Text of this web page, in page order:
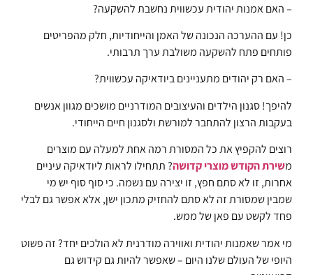
– האם אמנות יהודית עכשווית נחשבת להשקעה?
כן! עם ההערכה הנכונה של האמן והייחודיות, חלק מהפריטים
פותחים פתח להשקעה משולבת ערך תרבותי.
– האם רק יהודים מתעניינים ביודאיקה עכשווית?
להיפך! סגנון הילדים והעיצובים המודרניים מושכים מגוון אנשים
בעקבות הרצון להתחבר למורשת ולסגנון חיים הייחודי.
רוצים להקפיץ את כל המסורת רמה אחת למעלה עם מוצרים
משירת הקודש מוצרי קדושה? תתחילו לראות ליודאיקה עיניים
אחרות, זו לא סתם חפץ, זו יצירה עם נשמה. כי סוף סוף יש מי
שמבין שמסורת זה לא סתם להחזיק מתכון ישן, אלא אפשר גם לבלי
פחד לקשט עם פאן של ממש.
מי אמר שאמנות יהודית ואווירה מודרנית לא הולכים יחד? זה פשוט
היופי של העולם שלנו היום – שאפשר להיות גם קידוש גם